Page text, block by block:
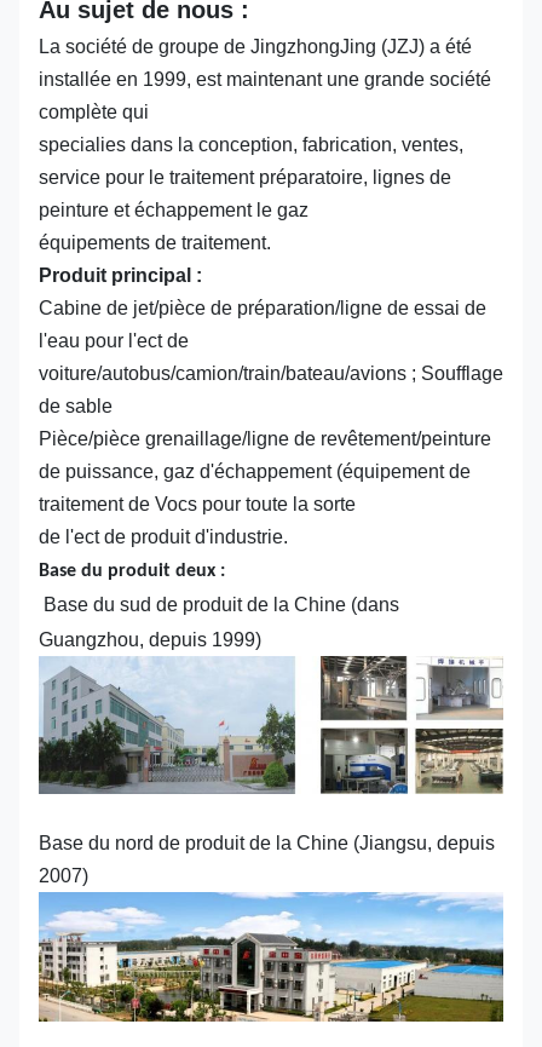
Au sujet de nous :
La société de groupe de JingzhongJing (JZJ) a été
installée en 1999, est maintenant une grande société
complète qui
specialies dans la conception, fabrication, ventes,
service pour le traitement préparatoire, lignes de
peinture et échappement le gaz
équipements de traitement.
Produit principal :
Cabine de jet/pièce de préparation/ligne de essai de
l'eau pour l'ect de
voiture/autobus/camion/train/bateau/avions ; Soufflage
de sable
Pièce/pièce grenaillage/ligne de revêtement/peinture
de puissance, gaz d'échappement (équipement de
traitement de Vocs pour toute la sorte
de l'ect de produit d'industrie.
Base du produit deux :
Base du sud de produit de la Chine (dans
Guangzhou, depuis 1999)
Base du nord de produit de la Chine (Jiangsu, depuis
2007)